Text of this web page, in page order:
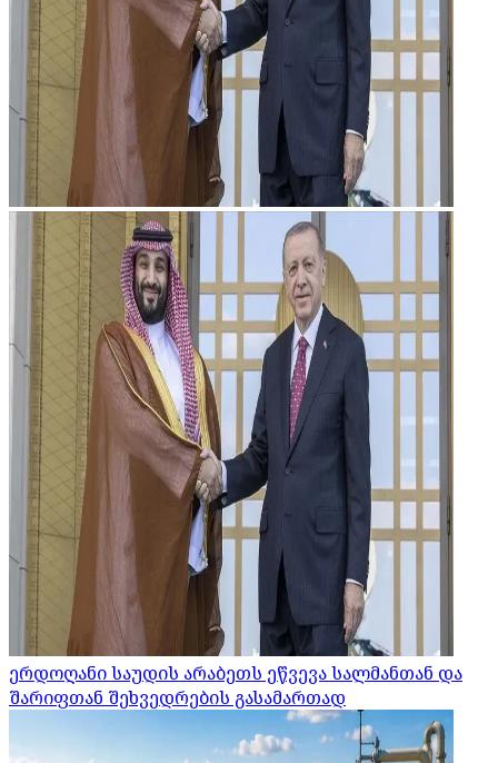
ერდოღანი საუდის არაბეთს ეწვევა სალმანთან და
შარიფთან შეხვედრების გასამართად